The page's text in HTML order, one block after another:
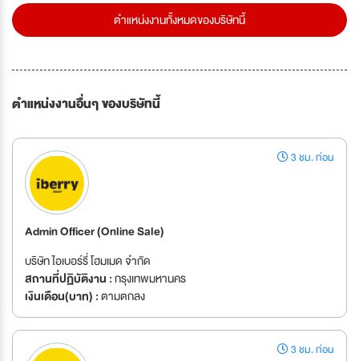
ตำแหน่งงานทั้งหมดของบริษัทนี้
ตำแหน่งงานอื่นๆ ของบริษัทนี้
3 ชม. ก่อน
Admin Officer (Online Sale)
บริษัท ไอเบอร์รี่ โฮมเมด จำกัด
สถานที่ปฏิบัติงาน :กรุงเทพมหานคร
เงินเดือน(บาท) :ตามตกลง
3 ชม. ก่อน